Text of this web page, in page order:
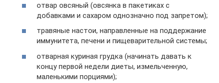
отвар овсяный (овсянка в пакетиках с
добавками и сахаром однозначно под запретом);
травяные настои, направленные на поддержание
иммунитета, печени и пищеварительной системы;
отварная куриная грудка (начинать давать к
концу первой недели диеты, измельченную,
маленькими порциями);